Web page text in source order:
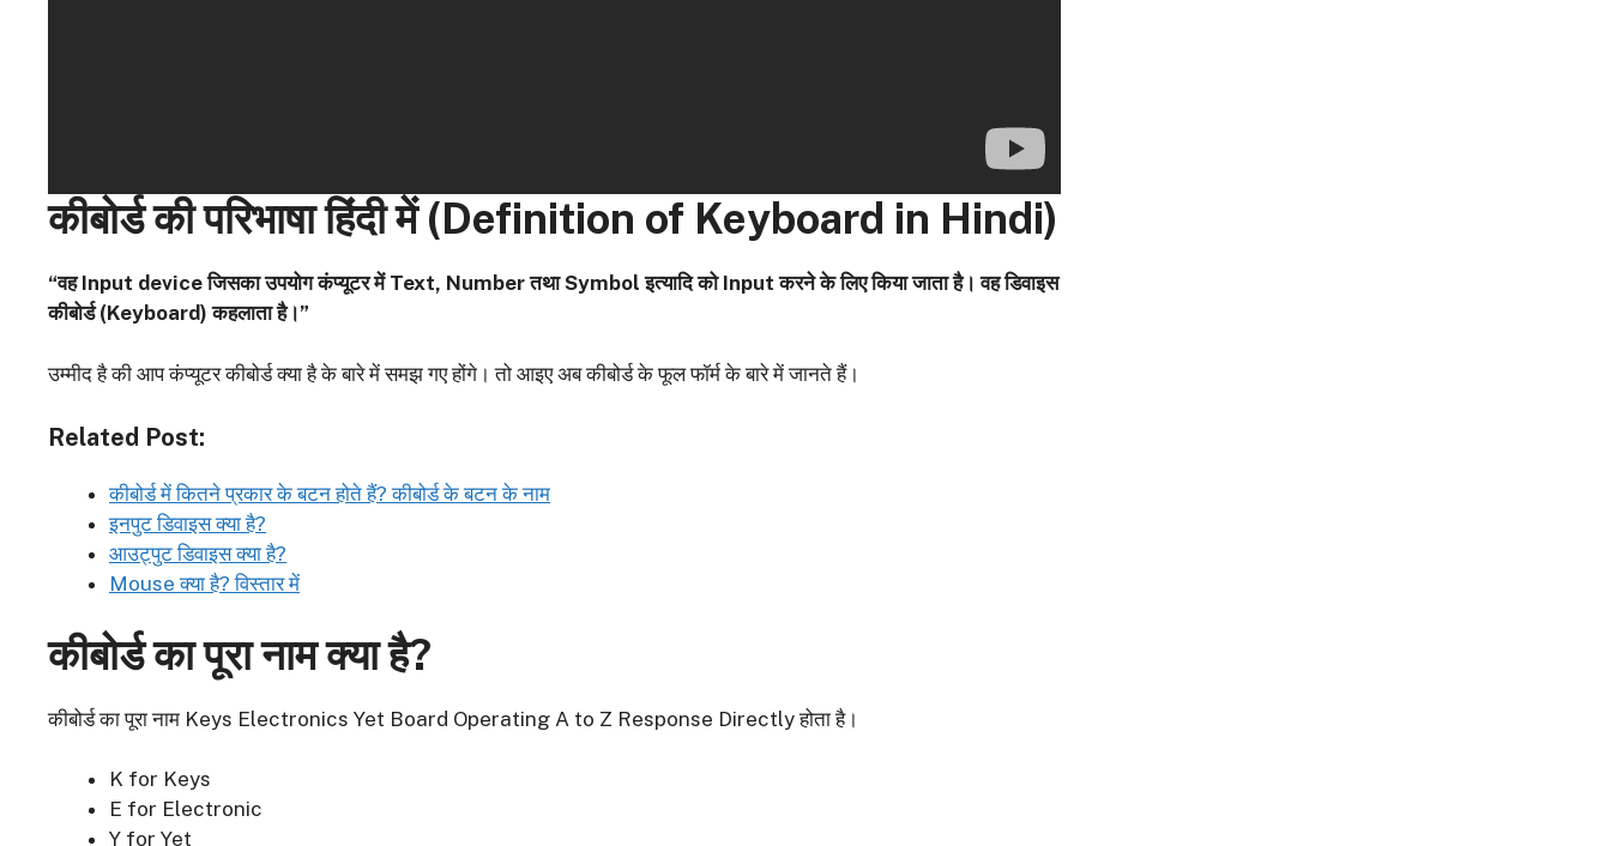
कीबोर्ड की परिभाषा हिंदी में (Definition of Keyboard in Hindi)
“वहInput device जिसका उपयोग कंप्यूटर में Text, Number तथा Symbol इत्यादि को Input करने के लिए किया जाता है। वह डिवाइस
कीबोर्ड (Keyboard) कहलाता है।”
उम्मीद है की आप कंप्यूटर कीबोर्ड क्या है के बारे में समझ गए होंगे। तो आइए अब कीबोर्ड के फूल फॉर्म के बारे में जानते हैं।
Related Post:
कीबोर्ड में कितने प्रकार के बटन होते हैं? कीबोर्ड के बटन के नाम
इनपुट डिवाइस क्या है?
आउट्पुट डिवाइस क्या है?
Mouse क्या है? विस्तार में
कीबोर्ड का पूरा नाम क्या है?
कीबोर्ड का पूरा नाम Keys Electronics Yet Board Operating A to Z Response Directly होता है।
K for Keys
E for Electronic
Y for Yet